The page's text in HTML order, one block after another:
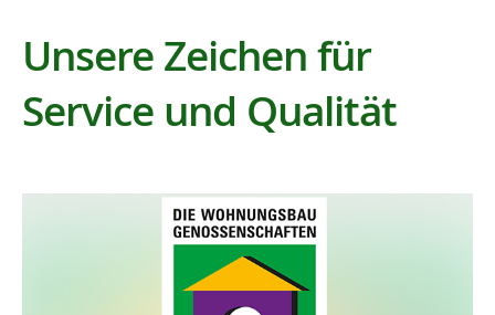
Unsere Zeichen für
Service und Qualität